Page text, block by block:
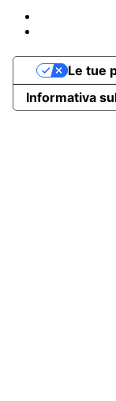
Informativa
Le tue